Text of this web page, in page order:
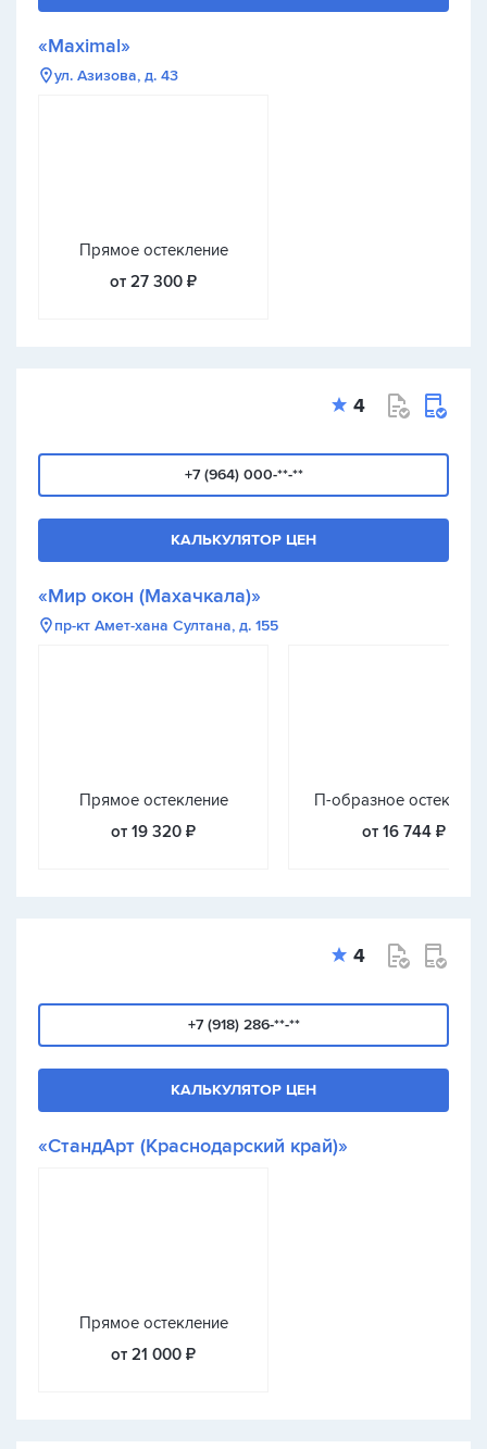
«Maximal»
ул. Азизова, д. 43
Прямое остекление
от 27 300 ₽
4
+7 (964) 000-**-**
КАЛЬКУЛЯТОР ЦЕН
«Мир окон (Махачкала)»
пр-кт Амет-хана Султана, д. 155
Прямое остекление
от 19 320 ₽
П-образное
от 16 744 ₽
4
+7 (918) 286-**-**
КАЛЬКУЛЯТОР ЦЕН
«СтандАрт (Краснодарский край)»
Прямое остекление
от 21 000 ₽